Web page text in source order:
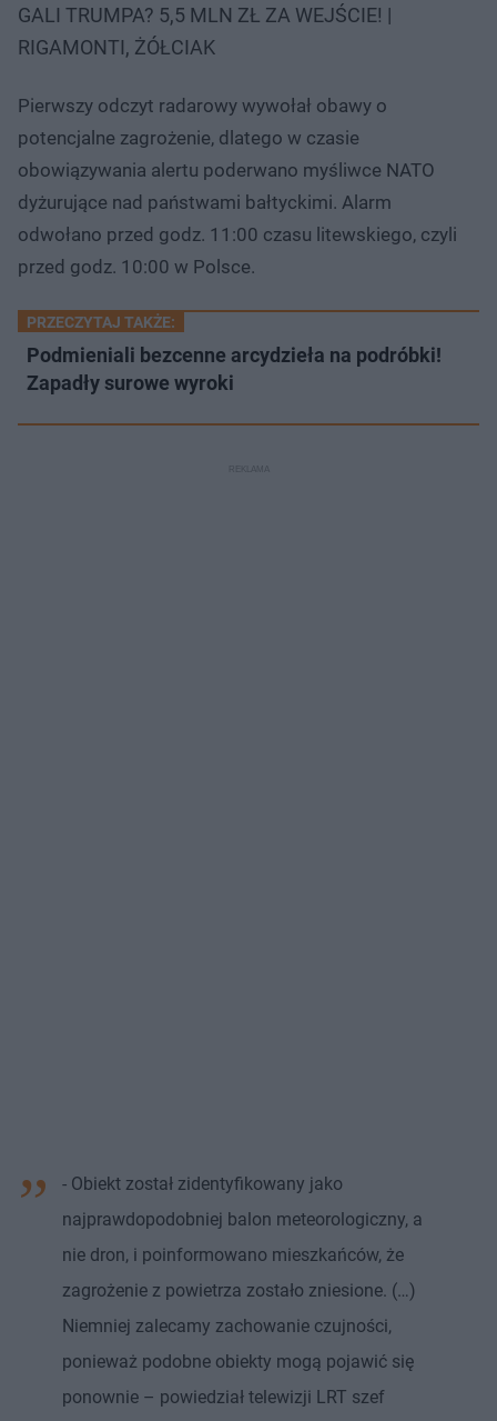
GALI TRUMPA? 5,5 MLN ZŁ ZA WEJŚCIE! |
RIGAMONTI, ŻÓŁCIAK
Pierwszy odczyt radarowy wywołał obawy o
potencjalne zagrożenie, dlatego w czasie
obowiązywania alertu poderwano myśliwce NATO
dyżurujące nad państwami bałtyckimi. Alarm
odwołano przed godz. 11:00 czasu litewskiego, czyli
przed godz. 10:00 w Polsce.
PRZECZYTAJ TAKŻE:
Podmieniali bezcenne arcydzieła na podróbki!
Zapadły surowe wyroki
- Obiekt został zidentyfikowany jako
najprawdopodobniej balon meteorologiczny, a
nie dron, i poinformowano mieszkańców, że
zagrożenie z powietrza zostało zniesione. (…)
Niemniej zalecamy zachowanie czujności,
ponieważ podobne obiekty mogą pojawić się
ponownie – powiedział telewizji LRT szef